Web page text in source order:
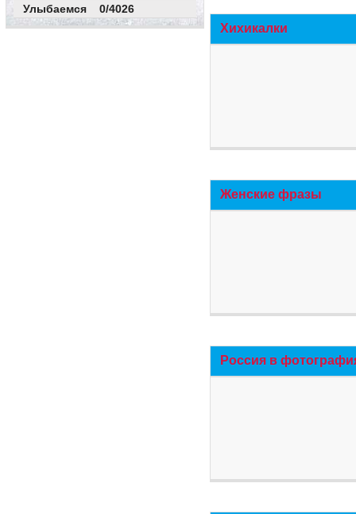
Улыбаемся 0/4026
Хихикалки
Женские фразы
Россия в